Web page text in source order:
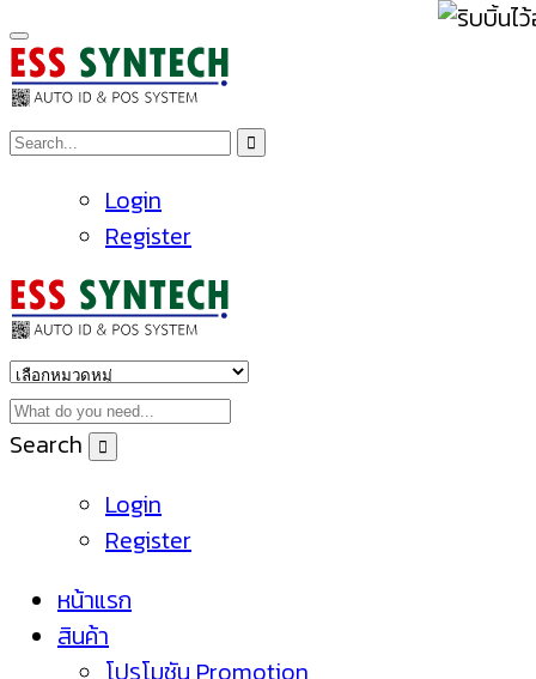
Login
Register
Search
Login
Register
หน้าแรก
สินค้า
โปรโมชัน Promotion